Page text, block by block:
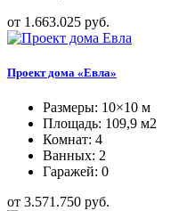
от 1.663.025 руб.
Проект дома «Евла»
Размеры: 10×10 м
Площадь: 109,9 м2
Комнат: 4
Ванных: 2
Гаражей: 0
от 3.571.750 руб.